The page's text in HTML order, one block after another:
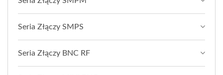
Seria Złączy SMPS
Seria Złączy BNC RF